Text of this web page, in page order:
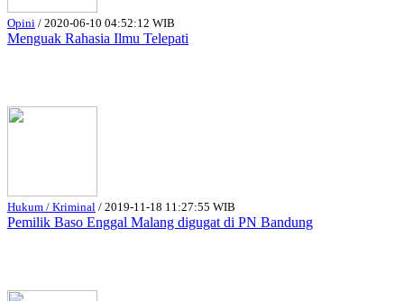
Opini / 2020-06-10 04:52:12 WIB
Menguak Rahasia Ilmu Telepati
Hukum / Kriminal / 2019-11-18 11:27:55 WIB
Pemilik Baso Enggal Malang digugat di PN Bandung